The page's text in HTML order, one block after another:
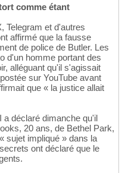
comme étant
Telegram et d'autres
affirmé que la fausse
de police de Butler. Les
d'un homme portant des
alléguant qu'il s'agissait
sur YouTube avant
que « la justice allait
a déclaré dimanche qu'il
20 ans, de Bethel Park,
sujet impliqué » dans la
ont déclaré que le